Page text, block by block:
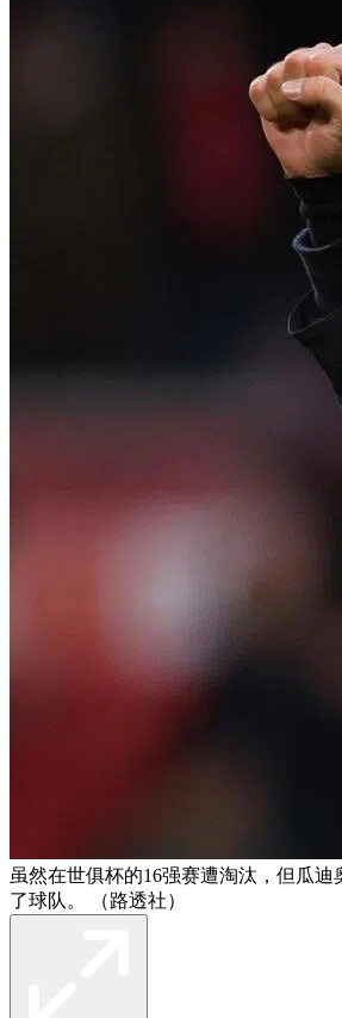
虽然在世俱杯的16强赛遭淘汰，但瓜
了球队。 （路透社）